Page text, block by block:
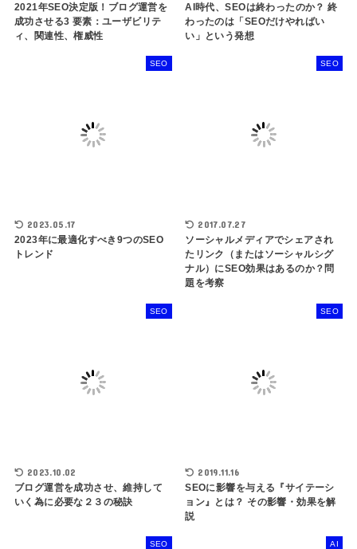
2021年SEO決定版！ブログ運営を
成功させる3 要素：ユーザビリテ
ィ、関連性、権威性
AI時代、SEOは終わったのか？ 終
わったのは「SEOだけやればい
い」という発想
SEO
2023.05.17
2023年に最適化すべき9つのSEO
トレンド
SEO
2017.07.27
ソーシャルメディアでシェアされ
たリンク（またはソーシャルシグ
ナル）にSEO効果はあるのか？問
題を考察
SEO
2023.10.02
ブログ運営を成功させ、維持して
いく為に必要な２３の秘訣
SEO
2019.11.16
SEOに影響を与える『サイテーシ
ョン』とは？ その影響・効果を解
説
SEO AI